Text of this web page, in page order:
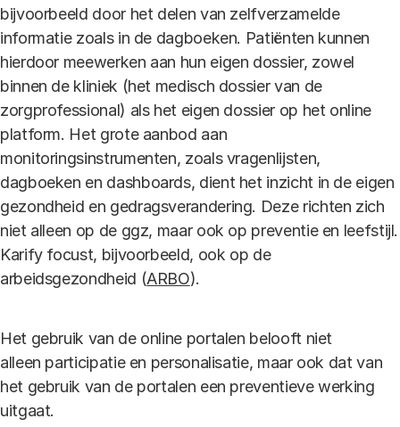
bijvoorbeeld door het delen van zelfverzamelde
informatie zoals in de dagboeken. Patiënten kunnen
hierdoor meewerken aan hun eigen dossier, zowel
binnen de kliniek (het medisch dossier van de
zorgprofessional) als het eigen dossier op het online
platform. Het grote aanbod aan
monitoringsinstrumenten, zoals vragenlijsten,
dagboeken en dashboards, dient het inzicht in de eigen
gezondheid en gedragsverandering. Deze richten zich
niet alleen op de ggz, maar ook op preventie en leefstijl.
Karify focust, bijvoorbeeld, ook op de
arbeidsgezondheid (ARBO).
Het gebruik van de online portalen belooft niet
alleen participatie en personalisatie, maar ook dat van
het gebruik van de portalen een preventieve werking
uitgaat.